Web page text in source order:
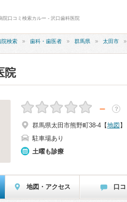
院口コミ検索カルー - 沢口歯科医院
院検索 歯科・歯医者 群馬県 太田市
院
－ ？
群馬県太田市熊野町38-4 【地図 】
駐車場あり
土曜も診療
地図・アクセス 口コ